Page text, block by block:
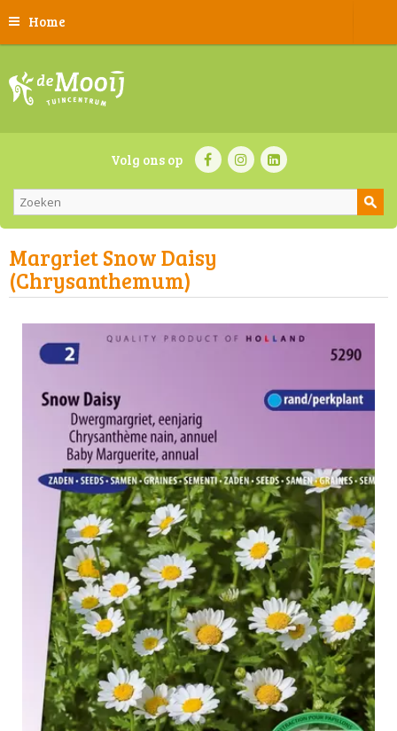
Home
Volg ons op
Margriet Snow Daisy
(Chrysanthemum)